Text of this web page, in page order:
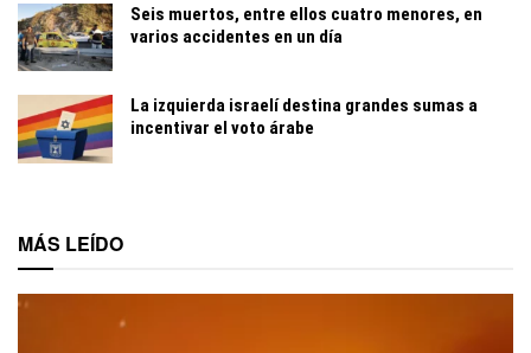
Seis muertos, entre ellos cuatro menores, en
varios accidentes en un día
La izquierda israelí destina grandes sumas a
incentivar el voto árabe
MÁS LEÍDO